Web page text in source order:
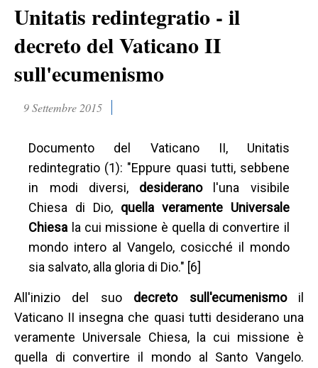
Unitatis redintegratio - il
decreto del Vaticano II
sull'ecumenismo
9 Settembre 2015
Documento del Vaticano II, Unitatis
redintegratio (1): "Eppure quasi tutti, sebbene
in modi diversi, desiderano l'una visibile
Chiesa di Dio, quella veramente Universale
Chiesa la cui missione è quella di convertire il
mondo intero al Vangelo, cosicché il mondo
sia salvato, alla gloria di Dio." [6]
All'inizio del suo decreto sull'ecumenismoil
Vaticano II insegna che quasi tutti desiderano una
veramente Universale Chiesa, la cui missione è
quella di convertire il mondo al Santo Vangelo.